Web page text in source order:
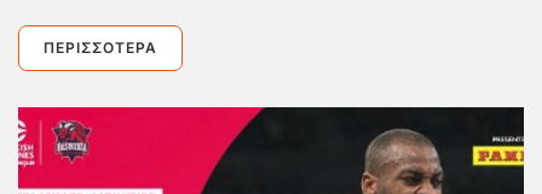
ΠΕΡΙΣΣΌΤΕΡΑ